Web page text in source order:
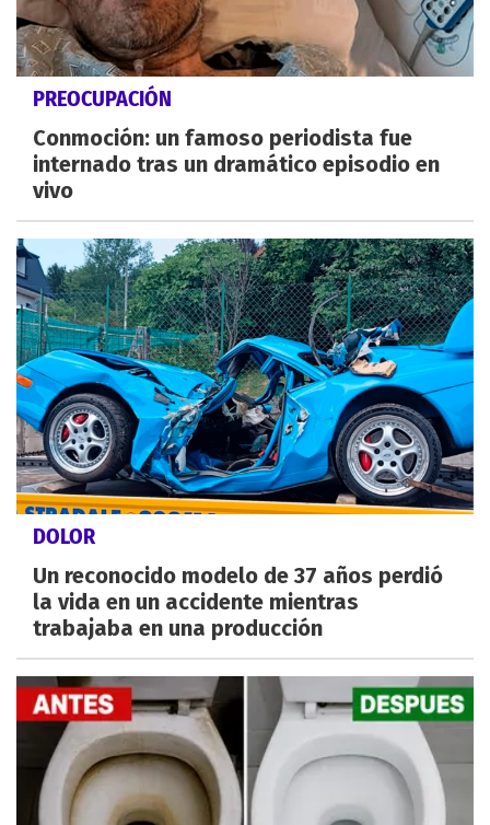
PREOCUPACIÓN
Conmoción: un famoso periodista fue
internado tras un dramático episodio en
vivo
DOLOR
Un reconocido modelo de 37 años perdió
la vida en un accidente mientras
trabajaba en una producción